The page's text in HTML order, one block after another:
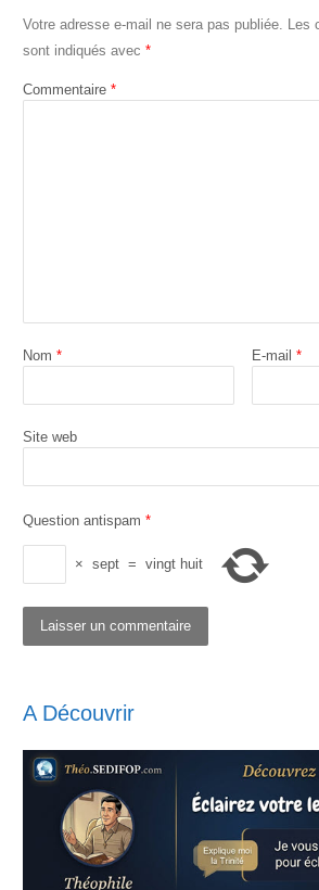
Votre adresse e-mail ne sera pas publiée.
sont indiqués avec *
Commentaire *
Nom * E-mail*
Site web
Question antispam *
× sept = vingt huit
A Découvrir